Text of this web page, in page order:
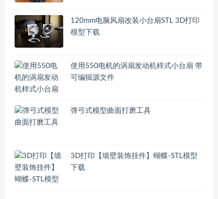
120mm电脑风扇改装小台扇STL 3D打印
模型下载
使用550电机的涡扇发动机样式小台扇 带
可编辑源文件
弹弓式模型曲面打磨工具
3D打印【墙壁装饰挂件】蝴蝶-STL模型
下载